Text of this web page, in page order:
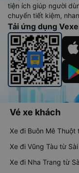
tiện ích giúp người
chuyển tiết kiệm,
Tải ứng dụng
Vé xe khách
Xe đi Buôn Mê Thuột
Xe đi Vũng Tàu từ Sài
Xe đi Nha Trang từ